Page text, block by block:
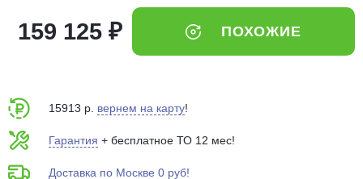
159 125 ₽ ПОХОЖИЕ
15913 р. вернем на карту!
Гарантия + бесплатное ТО 12 мес!
Доставка по Москве 0 руб!
выбранный способом
75% будут
Подробнее